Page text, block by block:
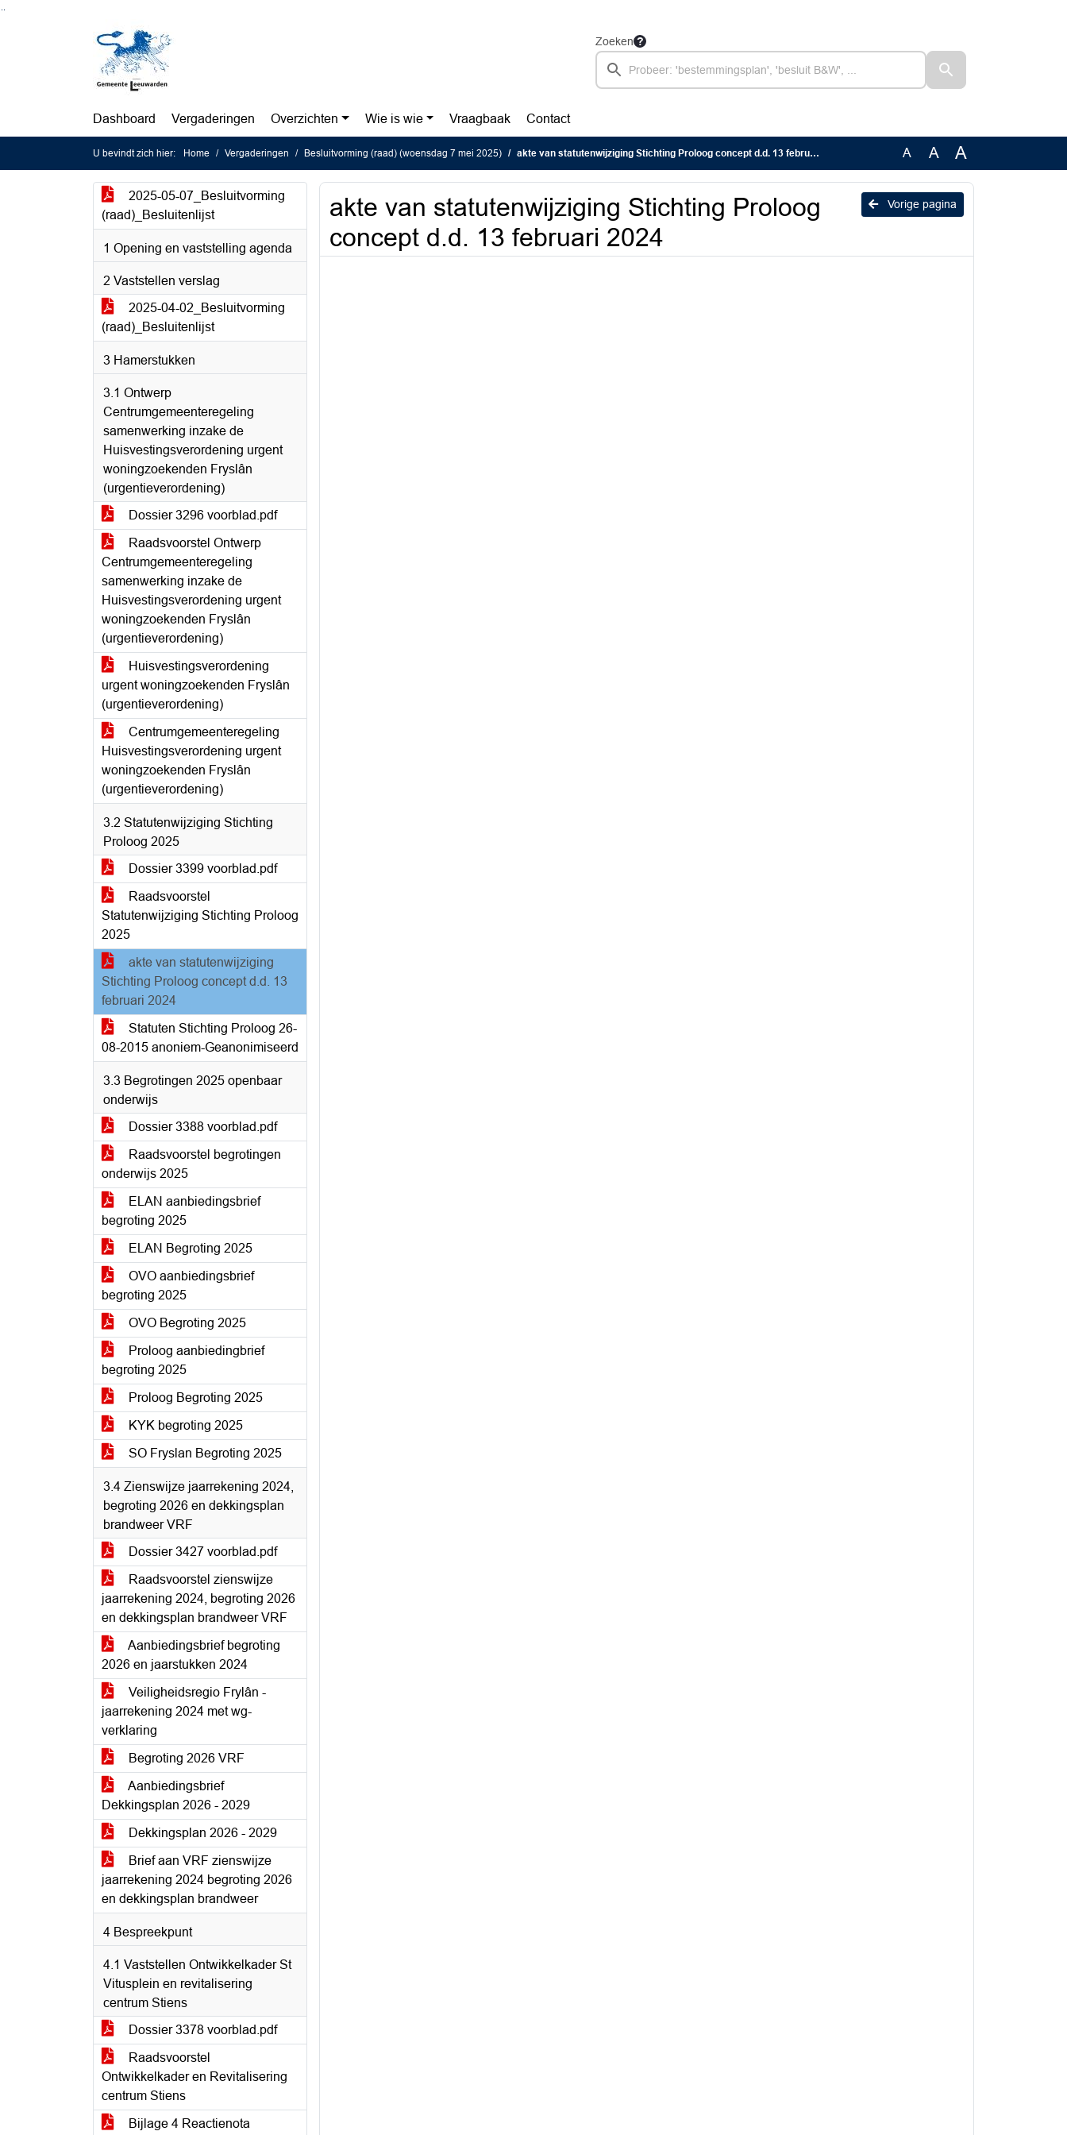
Zoeken
Dashboard Vergaderingen Overzichten Wie is wie Vraagbaak Contact
U bevindt zich hier: Home Vergaderingen Besluitvorming (raad) (woensdag 7 mei 2025) akte van statutenwijziging Stichting Proloog concept d.d. 13 februari 2024 A A A
2025-05-07_Besluitvorming
(raad)_Besluitenlijst
1 Opening en vaststelling agenda
2 Vaststellen verslag
2025-04-02_Besluitvorming
(raad)_Besluitenlijst
3 Hamerstukken
3.1 Ontwerp
Centrumgemeenteregeling
samenwerking inzake de
Huisvestingsverordening urgent
woningzoekenden Fryslân
(urgentieverordening)
Dossier 3296 voorblad.pdf
Raadsvoorstel Ontwerp
Centrumgemeenteregeling
samenwerking inzake de
Huisvestingsverordening urgent
woningzoekenden Fryslân
(urgentieverordening)
Huisvestingsverordening
urgent woningzoekenden Fryslân
(urgentieverordening)
Centrumgemeenteregeling
Huisvestingsverordening urgent
woningzoekenden Fryslân
(urgentieverordening)
3.2 Statutenwijziging Stichting
Proloog 2025
Dossier 3399 voorblad.pdf
Raadsvoorstel
Statutenwijziging Stichting Proloog
2025
akte van statutenwijziging
Stichting Proloog concept d.d. 13
februari 2024
Statuten Stichting Proloog 26-
08-2015 anoniem-Geanonimiseerd
3.3 Begrotingen 2025 openbaar
onderwijs
Dossier 3388 voorblad.pdf
Raadsvoorstel begrotingen
onderwijs 2025
ELAN aanbiedingsbrief
begroting 2025
ELAN Begroting 2025
OVO aanbiedingsbrief
begroting 2025
OVO Begroting 2025
Proloog aanbiedingbrief
begroting 2025
Proloog Begroting 2025
KYK begroting 2025
SO Fryslan Begroting 2025
3.4 Zienswijze jaarrekening 2024,
begroting 2026 en dekkingsplan
brandweer VRF
Dossier 3427 voorblad.pdf
Raadsvoorstel zienswijze
jaarrekening 2024, begroting 2026
en dekkingsplan brandweer VRF
Aanbiedingsbrief begroting
2026 en jaarstukken 2024
Veiligheidsregio Frylân -
jaarrekening 2024 met wg-
verklaring
Begroting 2026 VRF
Aanbiedingsbrief
Dekkingsplan 2026 - 2029
Dekkingsplan 2026 - 2029
Brief aan VRF zienswijze
jaarrekening 2024 begroting 2026
en dekkingsplan brandweer
4 Bespreekpunt
4.1 Vaststellen Ontwikkelkader St
Vitusplein en revitalisering
centrum Stiens
Dossier 3378 voorblad.pdf
Raadsvoorstel
Ontwikkelkader en Revitalisering
centrum Stiens
Bijlage 4 Reactienota
Vorige pagina
akte van statutenwijziging Stichting Proloog
concept d.d. 13 februari 2024